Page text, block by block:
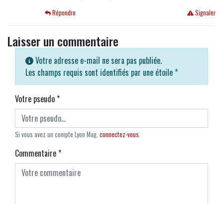
Signaler
Répondre
Laisser un commentaire
Votre adresse e-mail ne sera pas publiée.
Les champs requis sont identifiés par une étoile *
Votre pseudo*
Si vous avez un compte Lyon Mag, connectez-vous
Commentaire*